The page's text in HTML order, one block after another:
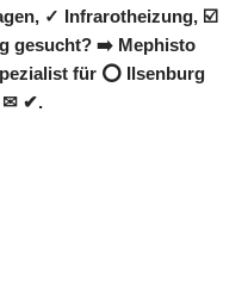
✓ Infrarotheizung, ☑️
gesucht? ➡️ Mephisto
für ⭕ Ilsenburg
✉ ✔.